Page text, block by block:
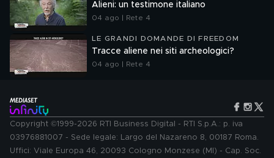
Alieni: un testimone italiano
04 ago | Rete 4
LE GRANDI DOMANDE DI FREEDOM
Tracce aliene nei siti archeologici?
04 ago | Rete 4
Copyright ©1999-2026 RTI Business Digital - RTI S.p.A.: p. iva
03976881007 - Sede legale: Largo del Nazareno 8, 00187 Roma.
Uffici: Viale Europa 46, 20093 Cologno Monzese (MI) - Cap. Soc.